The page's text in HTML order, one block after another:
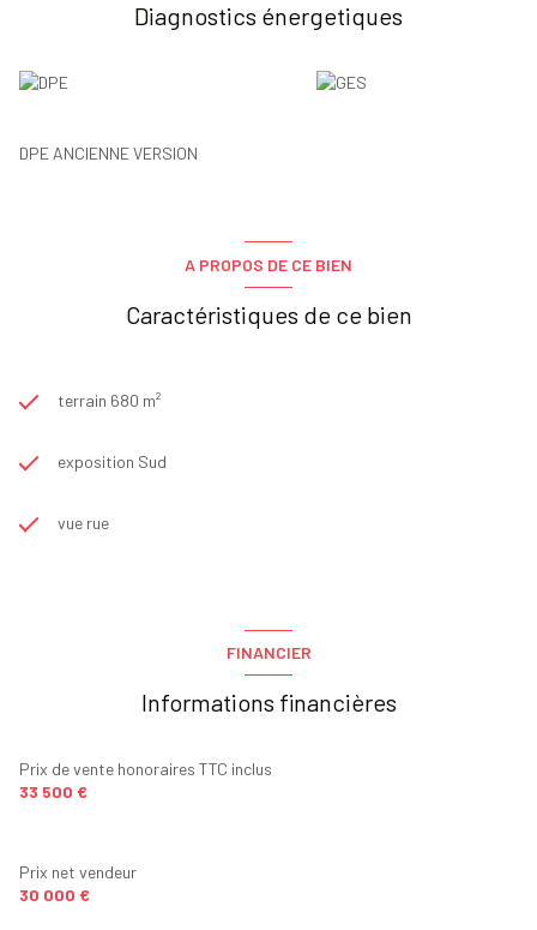
Diagnostics énergetiques
DPE ANCIENNE VERSION
A PROPOS DE CE BIEN
Caractéristiques de ce bien
terrain 680 m²
exposition Sud
vue rue
FINANCIER
Informations financières
Prix de vente honoraires TTC inclus
33 500 €
Prix net vendeur
30 000 €